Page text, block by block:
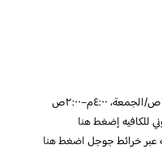
للكافيهإضغط هنا
عبر خرائط جوجلاضغط هنا